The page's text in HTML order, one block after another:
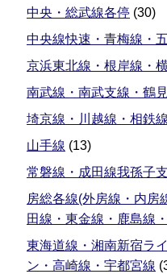
中央・総武線各停 (30)
中央線快速・青梅線・
京浜東北線・根岸線・
南武線・南武支線・鶴
埼京線・川越線・相鉄
山手線 (13)
常磐線・成田線我孫子
房総各線(外房線・内房
田線・東金線・鹿島線
東海道線・湘南新宿ラ
ン・高崎線・宇都宮線